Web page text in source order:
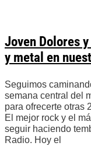
Joven Dolores
y metal en
Seguimos
semana central del
para ofrecerte otras
El mejor rock y el
seguir haciendo
Radio. Hoy el